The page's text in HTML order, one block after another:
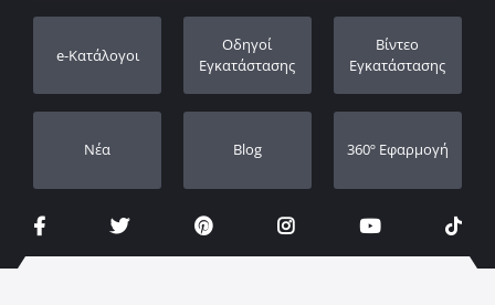
Οι Αντιπρόσωποι μας
e-Κατάλογοι
Οδηγοί
Εγκατάστασης
Βίντεο
Εγκατάστασης
Νέα Blog 360º Εφαρμογή